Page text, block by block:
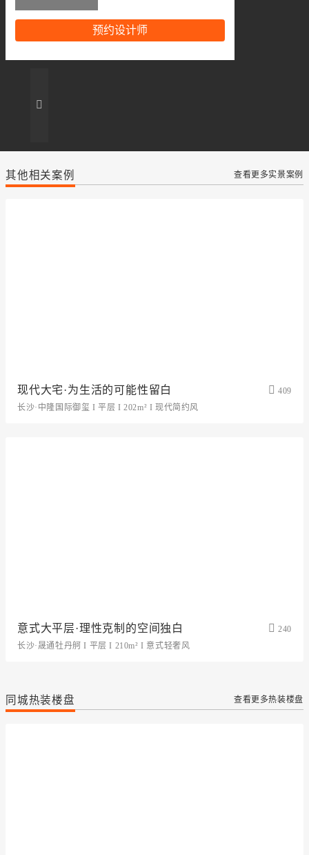
预约设计师
其他相关案例 查看更多实景案例
现代大宅·为生活的可能性留白
409
长沙·中隆国际御玺 I 平层 I 202m² I 现代简约风
意式大平层·理性克制的空间独白
240
长沙·晟通牡丹舸 I 平层 I 210m² I 意式轻奢风
同城热装楼盘 查看更多热装楼盘